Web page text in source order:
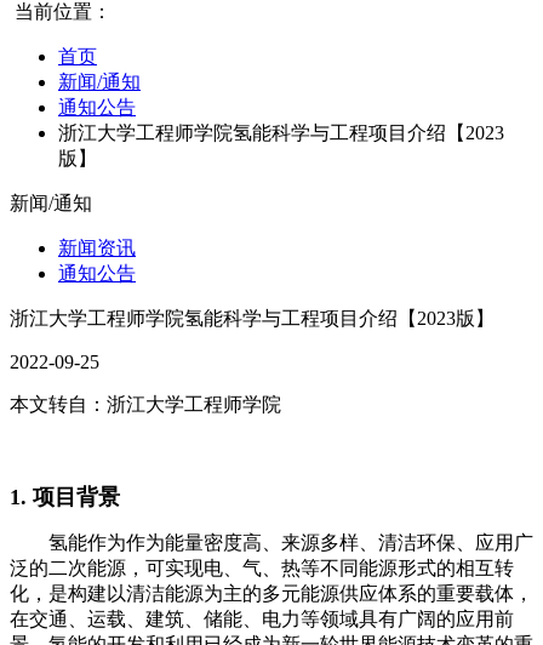
当前位置：
首页
新闻/通知
通知公告
浙江大学工程师学院氢能科学与工程项目介绍【2023
版】
新闻/通知
新闻资讯
通知公告
浙江大学工程师学院氢能科学与工程项目介绍【2023版】
2022-09-25
本文转自：浙江大学工程师学院
1. 项目背景
氢能作为作为能量密度高、来源多样、清洁环保、应用广
泛的二次能源，可实现电、气、热等不同能源形式的相互转
化，是构建以清洁能源为主的多元能源供应体系的重要载体，
在交通、运载、建筑、储能、电力等领域具有广阔的应用前